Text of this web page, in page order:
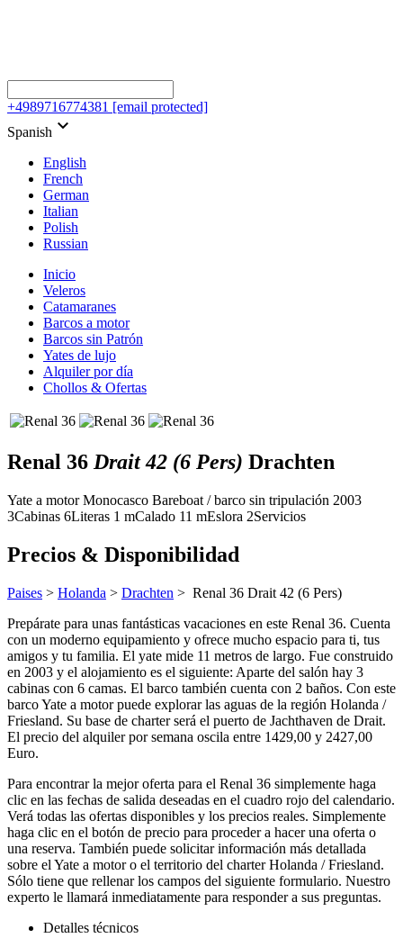
+4989716774381 [email protected]
Spanish keyboard_arrow_down
English
French
German
Italian
Polish
Russian
Inicio
Veleros
Catamaranes
Barcos a motor
Barcos sin Patrón
Yates de lujo
Alquiler por día
Chollos & Ofertas
Renal 36 Drait 42 (6 Pers) Drachten
Yate a motor Monocasco Bareboat / barco sin tripulación 2003
3Cabinas 6Literas 1 mCalado 11 mEslora 2Servicios
Precios & Disponibilidad
Paises > Holanda > Drachten > Renal 36 Drait 42 (6 Pers)
Prepárate para unas fantásticas vacaciones en este Renal 36. Cuenta
con un moderno equipamiento y ofrece mucho espacio para ti, tus
amigos y tu familia. El yate mide 11 metros de largo. Fue construido
en 2003 y el alojamiento es el siguiente: Aparte del salón hay 3
cabinas con 6 camas. El barco también cuenta con 2 baños. Con este
barco Yate a motor puede explorar las aguas de la región Holanda /
Friesland. Su base de charter será el puerto de Jachthaven de Drait.
El precio del alquiler por semana oscila entre 1429,00 y 2427,00
Euro.
Para encontrar la mejor oferta para el Renal 36 simplemente haga
clic en las fechas de salida deseadas en el cuadro rojo del calendario.
Verá todas las ofertas disponibles y los precios reales. Simplemente
haga clic en el botón de precio para proceder a hacer una oferta o
una reserva. También puede solicitar información más detallada
sobre el Yate a motor o el territorio del charter Holanda / Friesland.
Sólo tiene que rellenar los campos del siguiente formulario. Nuestro
experto le llamará inmediatamente para responder a sus preguntas.
Detalles técnicos